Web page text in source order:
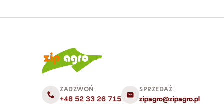
ZADZWOŃ
+48 52 33 26 715
SPRZEDAŻ
zipagro@zipagro.pl